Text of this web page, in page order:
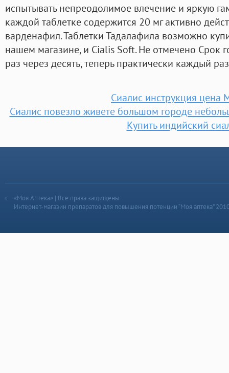
испытывать непреодолимое влечение и яркую
каждой таблетке содержится 20 мг активно
варденафил. Таблетки Тадалафила возможно
нашем магазине, и Cialis Soft. Не отмечено Срок
раз через десять, теперь практически каждый
Сиалис инструкция цена
Сиалис повезло живете большом городе
Купить индийский
«Моя Аптека» | Все права защищены
Интернет-магазин препаратов для повышения потенции “Моя аптека”